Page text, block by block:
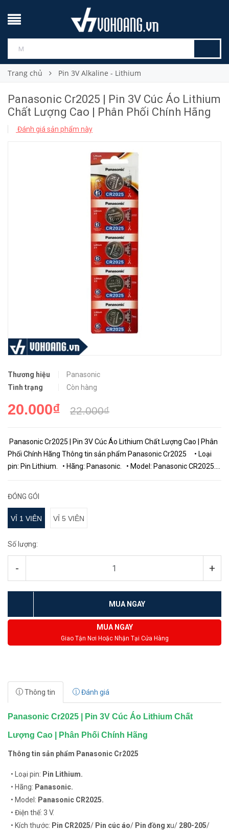
Trang chủ Pin 3V Alkaline - Lithium
Panasonic Cr2025 | Pin 3V Cúc Áo Lithium
Chất Lượng Cao | Phân Phối Chính Hãng
Đánh giá sản phẩm này
Thương hiệu
Panasonic
Tình trạng
Còn hàng
20.000₫ 22.000₫
Panasonic Cr2025 | Pin 3V Cúc Áo Lithium Chất Lượng Cao | Phân
Phối Chính Hãng Thông tin sản phẩm Panasonic Cr2025 • Loại
pin: Pin Lithium. • Hãng: Panasonic. • Model: Panasonic CR2025.
ĐÓNG GÓI
VỈ 1 VIÊN VỈ 5 VIÊN
Số lượng:
- +
MUA NGAY
MUA NGAY
Giao Tận Nơi Hoặc Nhận Tại Cửa Hàng
Thông tin Đánh giá
Panasonic Cr2025 | Pin 3V Cúc Áo Lithium Chất
Lượng Cao | Phân Phối Chính Hãng
Thông tin sản phẩm Panasonic Cr2025
• Loại pin: Pin Lithium.
• Hãng: Panasonic.
• Model: Panasonic CR2025.
• Điện thế: 3 V.
• Kích thước: Pin CR2025/ Pin cúc áo/ Pin đồng xu/ 280-205/